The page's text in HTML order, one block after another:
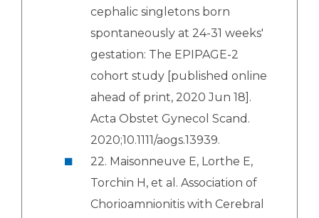
cephalic singletons born
spontaneously at 24-31 weeks'
gestation: The EPIPAGE-2
cohort study [published online
ahead of print, 2020 Jun 18].
Acta Obstet Gynecol Scand.
2020;10.1111/aogs.13939.
22. Maisonneuve E, Lorthe E,
Torchin H, et al. Association of
Chorioamnionitis with Cerebral